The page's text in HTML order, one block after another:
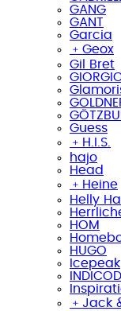
GANG
GANT
Garcia
﹢ Geox
Gil Bret
Guess
﹢ H.I.S.
hajo
Head
﹢ Heine
Helly
HOM
HUGO
Icepeak
﹢ Jack